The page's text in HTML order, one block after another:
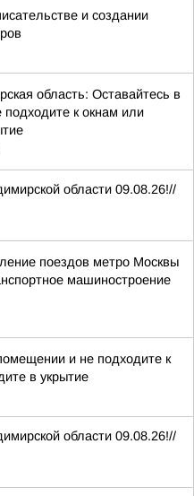
и создании
область: Оставайтесь в
к окнам или
области 09.08.26!//
поездов метро Москвы
машиностроение
и не подходите к
в укрытие
области 09.08.26!//